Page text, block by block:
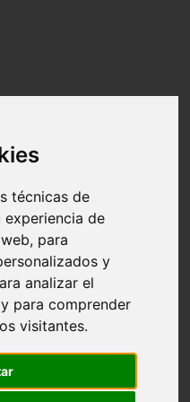
técnicas de
de
para
y
analizar el
para comprender
visitantes.
Pinto y estos son los
Pinto y estos
ayudan a
sin